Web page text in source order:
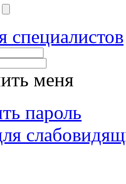
специалистов
меня
пароль